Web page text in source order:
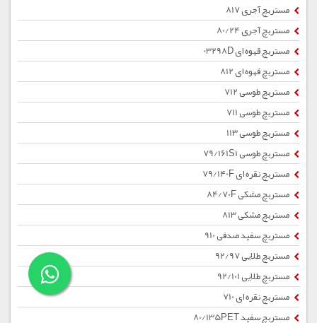
مستربچ آجری 817
مستربچ آجری 80/24
مستربچ قهوه ای 03298D
مستربچ قهوه ای 812
مستربچ طوسی 712
مستربچ طوسی 711
مستربچ طوسی 113
مستربچ طوسی 79/161S1
مستربچ نقره ای 79/140F
مستربچ مشکی 84/70F
مستربچ مشکی 813
مستربچ سفید صدفی 910
مستربچ طلایی 92/97
مستربچ طلایی 92/101
مستربچ نقره ای 710
مستربچ سفید 80/135PET